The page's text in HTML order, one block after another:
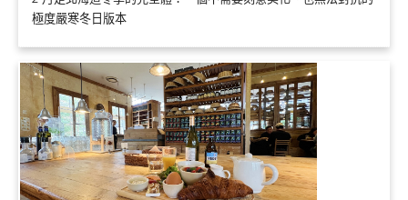
極度嚴寒冬日版本